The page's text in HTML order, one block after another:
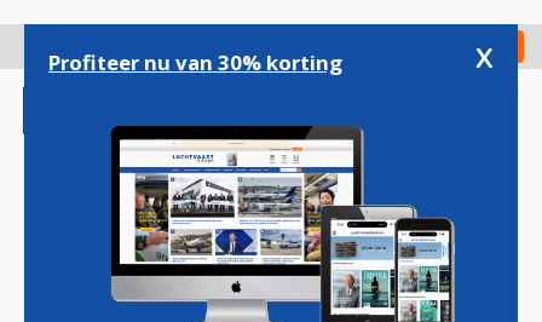
gaan
Check in
Magazine Podcasts Vacatures
Profiteer nu van 30% korting x